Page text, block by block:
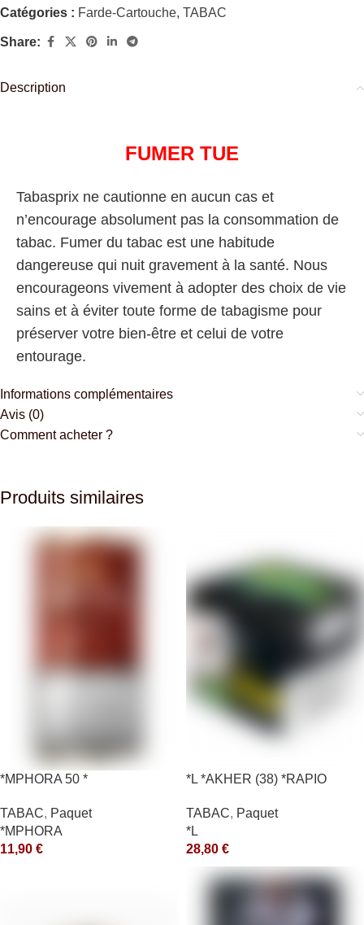
Catégories : Farde-Cartouche, TABAC
Share:
Description
FUMER TUE
Tabasprix ne cautionne en aucun cas et
n’encourage absolument pas la consommation de
tabac. Fumer du tabac est une habitude
dangereuse qui nuit gravement à la santé. Nous
encourageons vivement à adopter des choix de vie
sains et à éviter toute forme de tabagisme pour
préserver votre bien-être et celui de votre
entourage.
Informations complémentaires
Avis (0)
Comment acheter ?
Produits similaires
*MPHORA 50 *
TABAC, Paquet
*MPHORA
11,90 €
*L *AKHER (38) *RAPIO
TABAC, Paquet
*L
28,80 €